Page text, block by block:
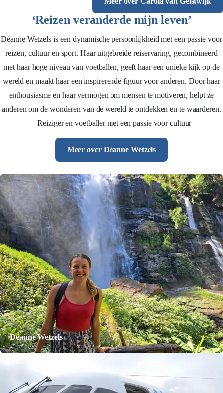
‘Reizen veranderde mijn leven’
Déanne Wetzels is een dynamische persoonlijkheid met een passie voor
reizen, cultuur en sport. Haar uitgebreide reiservaring, gecombineerd
met haar hoge niveau van voetballen, geeft haar een unieke kijk op de
wereld en maakt haar een inspirerende figuur voor anderen. Door haar
enthousiasme en haar vermogen om mensen te motiveren, helpt ze
anderen om de wonderen van de wereld te ontdekken en te waarderen.
– Reiziger en voetballer met een passie voor cultuur
Meer over Déanne Wetzels
Déanne Wetzels